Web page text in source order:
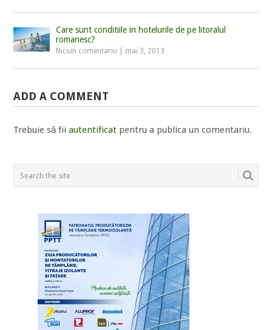
Care sunt conditiile in hotelurile de pe litoralul
romanesc?
Niciun comentariu mai 3, 2013
ADD A COMMENT
Trebuie să fiiautentificat pentru a publica un comentariu.